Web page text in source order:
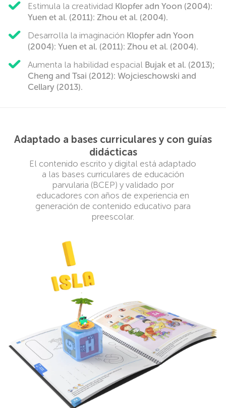
Estimula la creatividad Klopfer adn Yoon (2004):
Yuen et al. (2011): Zhou et al. (2004).
Desarrolla la imaginación Klopfer adn Yoon
(2004): Yuen et al. (2011): Zhou et al. (2004).
Aumenta la habilidad espacial Bujak et al. (2013);
Cheng and Tsai (2012): Wojcieschowski and
Cellary (2013).
Adaptado a bases curriculares y con guías
didácticas
El contenido escrito y digital está adaptado
a las bases curriculares de educación
parvularia (BCEP) y validado por
educadores con años de experiencia en
generación de contenido educativo para
preescolar.